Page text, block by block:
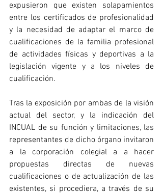
expusieron que existen solapamientos
entre los certificados de profesionalidad
y la necesidad de adaptar el marco de
cualificaciones de la familia profesional
de actividades físicas y deportivas a la
legislación vigente y a los niveles de
cualificación.
Tras la exposición por ambas de la visión
actual del sector, y la indicación del
INCUAL de su función y limitaciones, las
representantes de dicho órgano invitaron
a la corporación colegial a a hacer
propuestas directas de nuevas
cualificaciones o de actualización de las